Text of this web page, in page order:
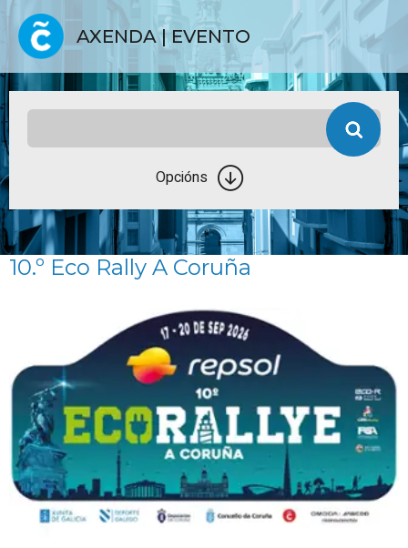
AXENDA | EVENTO
Opcións
10.º Eco Rally A Coruña